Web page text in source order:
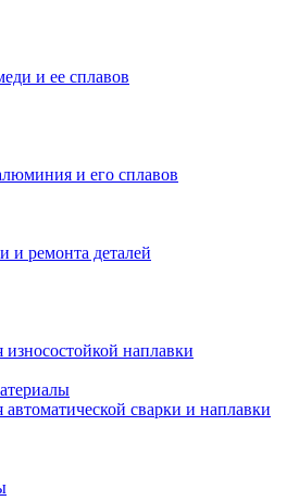
и ее сплавов
и его сплавов
и ремонта деталей
наплавки
сварки и наплавки